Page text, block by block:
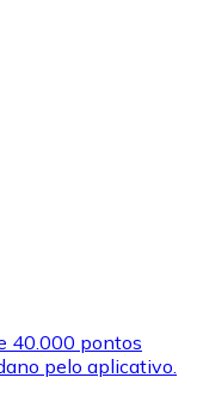
marcas favoritas
40.000 pontos
pelo aplicativo.